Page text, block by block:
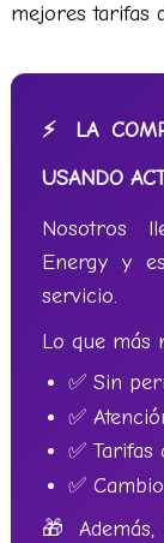
mejores tarifas
⚡ LA
USANDO
Nosotros
Energy y
servicio.
Lo que más
✅ Sin
✅
✅ Tarifas
✅
🎁 Además,